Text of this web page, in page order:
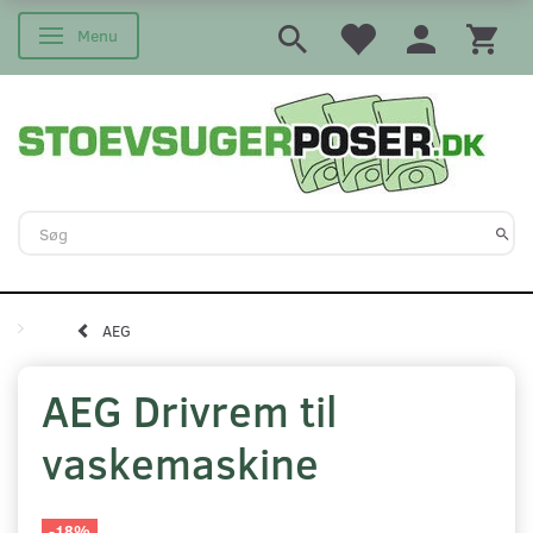
Skifte navigation
Menu
AEG
AEG Drivrem til
vaskemaskine